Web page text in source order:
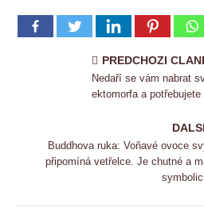
PREDCHOZI
Nedaří se vám nabrat
ektomorfa a
Buddhova ruka: Voňavé ovoce
připomíná vetřelce. Je chutné a